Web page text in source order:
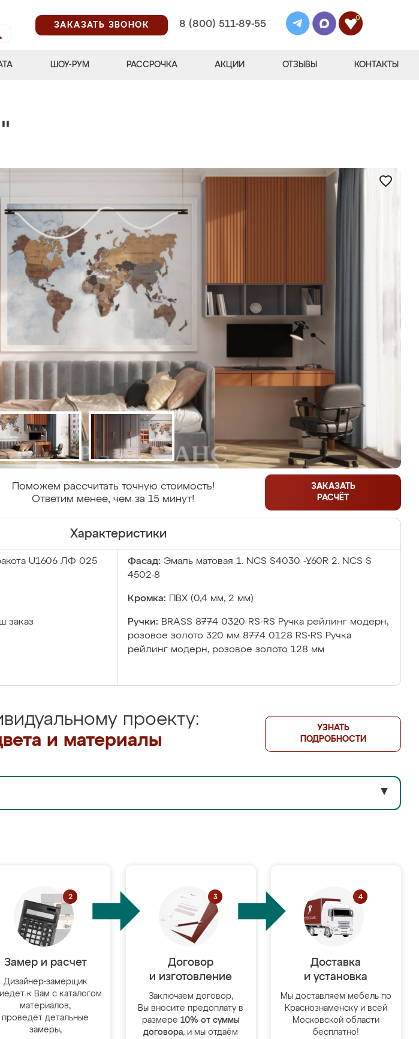
ЗАКАЗАТЬ ЗВОНОК
8 (800) 511-89-55
0
ШОУ-РУМ РАССРОЧКА АКЦИИ ОТЗЫВЫ КОНТАКТЫ
Поможем рассчитать точную стоимость!
Ответим менее, чем за 15 минут!
ЗАКАЗАТЬ
РАСЧЁТ
Характеристики
U1606 ЛФ 025 Фасад: Эмаль матовая 1. NCS S4030 -Y60R 2. NCS S
4502-8
Кромка: ПВХ (0,4 мм, 2 мм)
заказ Ручки: BRASS 8774 0320 RS-RS Ручка рейлинг модерн,
розовое золото 320 мм 8774 0128 RS-RS Ручка
рейлинг модерн, розовое золото 128 мм
проекту:
и материалы
УЗНАТЬ
ПОДРОБНОСТИ
▼
Замер и расчет
Дизайнер-замерщик
к Вам с каталогом
материалов,
проведёт детальные
замеры,
Договор
и изготовление
Заключаем договор,
Вы вносите предоплату в
размере 10% от суммы
договора, и мы отдаём
Доставка
и установка
Мы доставляем мебель по
Краснознаменску и всей
Московской области
бесплатно!